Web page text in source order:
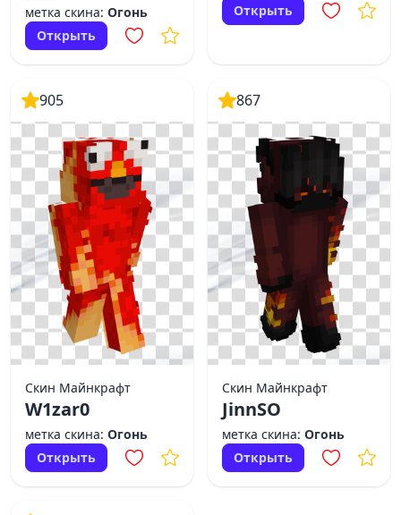
метка скина: Огонь
Открыть
Открыть
905
Скин Майнкрафт
W1zar0
метка скина: Огонь
Открыть
867
Скин Майнкрафт
JinnSO
метка скина: Огонь
Открыть